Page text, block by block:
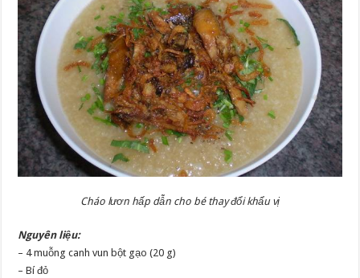
Cháo lươn hấp dẫn cho bé thay đổi khẩu vị
Nguyên liệu:
– 4 muỗng canh vun bột gạo (20 g)
– Bí đỏ